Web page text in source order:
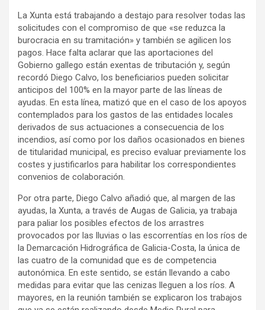
La Xunta está trabajando a destajo para resolver todas las
solicitudes con el compromiso de que «se reduzca la
burocracia en su tramitación» y también se agilicen los
pagos. Hace falta aclarar que las aportaciones del
Gobierno gallego están exentas de tributación y, según
recordó Diego Calvo, los beneficiarios pueden solicitar
anticipos del 100% en la mayor parte de las líneas de
ayudas. En esta línea, matizó que en el caso de los apoyos
contemplados para los gastos de las entidades locales
derivados de sus actuaciones a consecuencia de los
incendios, así como por los daños ocasionados en bienes
de titularidad municipal, es preciso evaluar previamente los
costes y justificarlos para habilitar los correspondientes
convenios de colaboración.
Por otra parte, Diego Calvo añadió que, al margen de las
ayudas, la Xunta, a través de Augas de Galicia, ya trabaja
para paliar los posibles efectos de los arrastres
provocados por las lluvias o las escorrentías en los ríos de
la Demarcación Hidrográfica de Galicia-Costa, la única de
las cuatro de la comunidad que es de competencia
autonómica. En este sentido, se están llevando a cabo
medidas para evitar que las cenizas lleguen a los ríos. A
mayores, en la reunión también se explicaron los trabajos